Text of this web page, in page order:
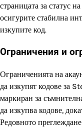
страницата за статус
осигурите стабилна
изкупите код.
Ограничения и
Ограниченията на
да изкупят кодове за
маркиран за
да изкупва кодове,
Редовното